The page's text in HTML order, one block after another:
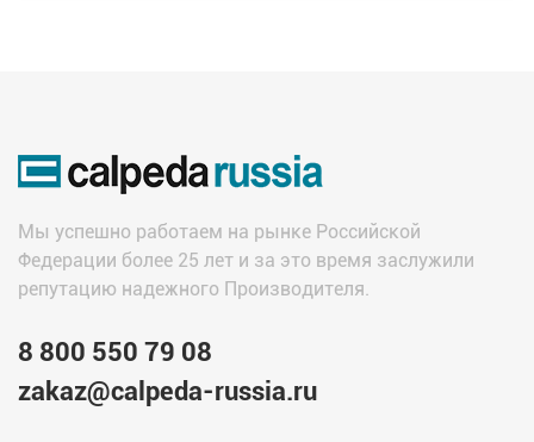
Мы успешно работаем на рынке Российской
Федерации более 25 лет и за это время заслужили
репутацию надежного Производителя.
8 800 550 79 08
zakaz@calpeda-russia.ru